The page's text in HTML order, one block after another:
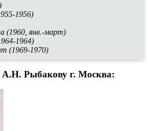
1956)
(1960, янв.-март)
1964)
(1969-1970)
А.Н. Рыбакову г. Москва: